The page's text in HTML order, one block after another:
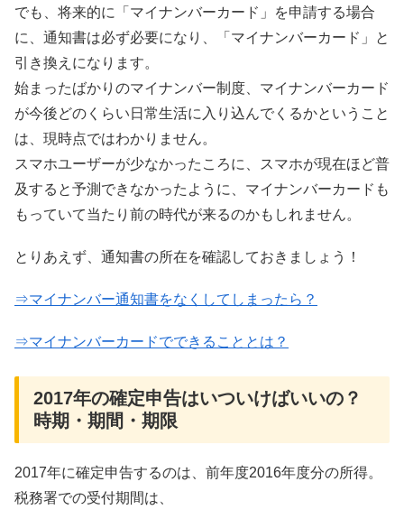
でも、将来的に「マイナンバーカード」を申請する場合
に、通知書は必ず必要になり、「マイナンバーカード」と
引き換えになります。
始まったばかりのマイナンバー制度、マイナンバーカード
が今後どのくらい日常生活に入り込んでくるかということ
は、現時点ではわかりません。
スマホユーザーが少なかったころに、スマホが現在ほど普
及すると予測できなかったように、マイナンバーカードも
もっていて当たり前の時代が来るのかもしれません。
とりあえず、通知書の所在を確認しておきましょう！
⇒マイナンバー通知書をなくしてしまったら？
⇒マイナンバーカードでできることとは？
2017年の確定申告はいついけばいいの？
時期・期間・期限
2017年に確定申告するのは、前年度2016年度分の所得。
税務署での受付期間は、